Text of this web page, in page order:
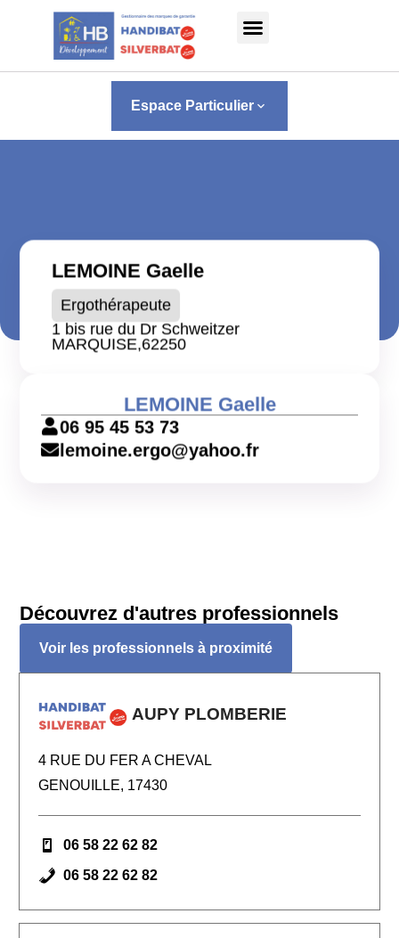
Panneau de gestion des cookies
Espace Particulier keyboard_arrow_down
LEMOINE Gaelle
Ergothérapeute
1 bis rue du Dr Schweitzer
MARQUISE,62250
LEMOINE Gaelle
06 95 45 53 73
lemoine.ergo@yahoo.fr
Découvrez d'autres professionnels
Voir les professionnels à proximité
AUPY PLOMBERIE
4 RUE DU FER A CHEVAL
GENOUILLE, 17430
06 58 22 62 82
06 58 22 62 82